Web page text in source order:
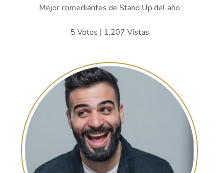
Mejor comediantes de Stand Up del año
5 Votos | 1,207 Vistas